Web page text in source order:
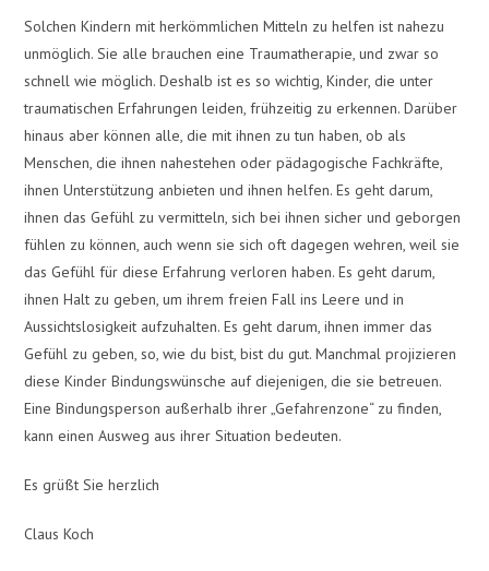
Solchen Kindern mit herkömmlichen Mitteln zu helfen ist nahezu
unmöglich. Sie alle brauchen eine Traumatherapie, und zwar so
schnell wie möglich. Deshalb ist es so wichtig, Kinder, die unter
traumatischen Erfahrungen leiden, frühzeitig zu erkennen. Darüber
hinaus aber können alle, die mit ihnen zu tun haben, ob als
Menschen, die ihnen nahestehen oder pädagogische Fachkräfte,
ihnen Unterstützung anbieten und ihnen helfen. Es geht darum,
ihnen das Gefühl zu vermitteln, sich bei ihnen sicher und geborgen
fühlen zu können, auch wenn sie sich oft dagegen wehren, weil sie
das Gefühl für diese Erfahrung verloren haben. Es geht darum,
ihnen Halt zu geben, um ihrem freien Fall ins Leere und in
Aussichtslosigkeit aufzuhalten. Es geht darum, ihnen immer das
Gefühl zu geben, so, wie du bist, bist du gut. Manchmal projizieren
diese Kinder Bindungswünsche auf diejenigen, die sie betreuen.
Eine Bindungsperson außerhalb ihrer „Gefahrenzone“ zu finden,
kann einen Ausweg aus ihrer Situation bedeuten.
Es grüßt Sie herzlich
Claus Koch